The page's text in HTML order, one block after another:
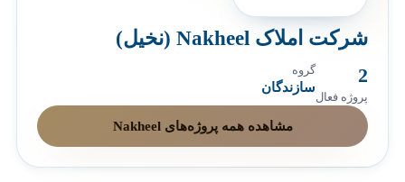
شرکت املاک Nakheel (نخیل)
پروژه فعال
گروه
سازندگان
مشاهده همه پروژه‌های Nakheel